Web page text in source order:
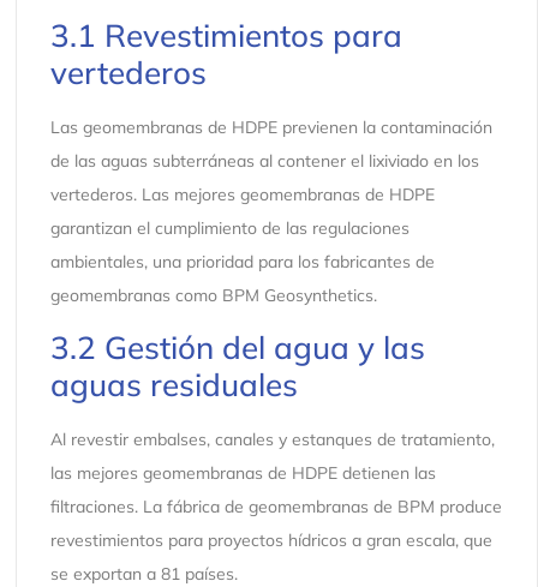
3.1 Revestimientos para
vertederos
Las geomembranas de HDPE previenen la contaminación
de las aguas subterráneas al contener el lixiviado en los
vertederos. Las mejores geomembranas de HDPE
garantizan el cumplimiento de las regulaciones
ambientales, una prioridad para los fabricantes de
geomembranas como BPM Geosynthetics.
3.2 Gestión del agua y las
aguas residuales
Al revestir embalses, canales y estanques de tratamiento,
las mejores geomembranas de HDPE detienen las
filtraciones. La fábrica de geomembranas de BPM produce
revestimientos para proyectos hídricos a gran escala, que
se exportan a 81 países.